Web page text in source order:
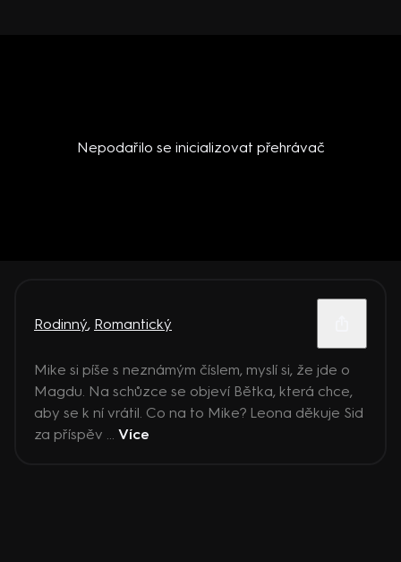
Nepodařilo se inicializovat přehrávač
Rodinný, Romantický
Mike si píše s neznámým číslem, myslí si, že jde o
Magdu. Na schůzce se objeví Bětka, která chce,
aby se k ní vrátil. Co na to Mike? Leona děkuje Sid
za příspěv ... Více